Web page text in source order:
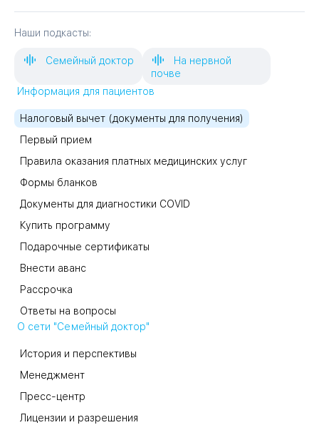
Наши подкасты:
Семейный доктор
На нервной
почве
Информация для пациентов
Налоговый вычет (документы для получения)
Первый прием
Правила оказания платных медицинских услуг
Формы бланков
Документы для диагностики COVID
Купить программу
Подарочные сертификаты
Внести аванс
Рассрочка
Ответы на вопросы
О сети "Семейный доктор"
История и перспективы
Менеджмент
Пресс-центр
Лицензии и разрешения